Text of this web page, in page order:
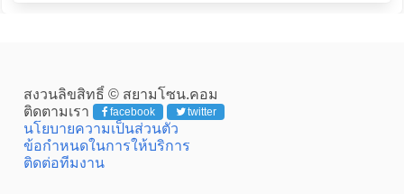
สงวนลิขสิทธิ์ © สยามโซน.คอม
ติดตามเรา
facebook twitter
นโยบายความเป็นส่วนตัว
ข้อกำหนดในการให้บริการ
ติดต่อทีมงาน